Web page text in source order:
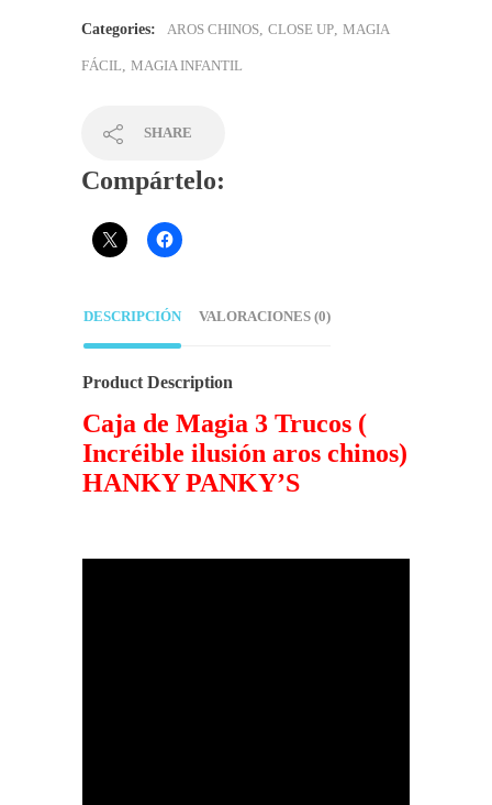
Categories: AROS CHINOS, CLOSE UP, MAGIA
FÁCIL, MAGIA INFANTIL
SHARE
Compártelo:
DESCRIPCIÓN VALORACIONES (0)
Product Description
Caja de Magia 3 Trucos (
Incréible ilusión aros chinos)
HANKY PANKY’S